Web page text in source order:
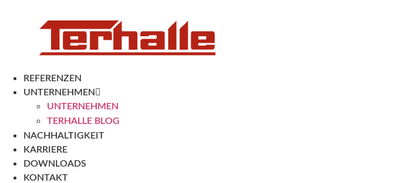
REFERENZEN
UNTERNEHMEN
UNTERNEHMEN
TERHALLE BLOG
NACHHALTIGKEIT
KARRIERE
DOWNLOADS
KONTAKT